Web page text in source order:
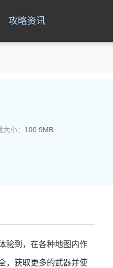
攻略资讯
大小： 100.9MB
验到，在各种地图内作
，获取更多的武器并使